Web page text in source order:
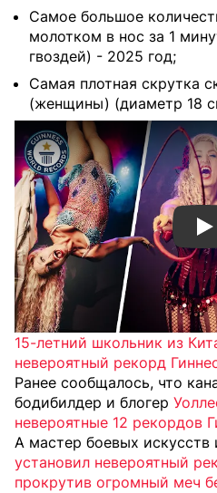
Самое большое
молотком в нос за 1
гвоздей) - 2025 год;
Самая плотная скрутка
(женщины) (диаметр 18
15-летний школьник из
невероятный рекорд
Ранее сообщалось, что
бодибилдер и блогер
невероятные 12 рекордов
А мастер боевых искусств
установил невероятный
прокрутив огромный меч